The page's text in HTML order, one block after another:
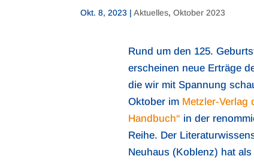
Okt. 8, 2023 |Aktuelles,Oktober 2023
Rund um den 125.
erscheinen neue Erträge
die wir mit Spannung
Oktober im Metzler-Verlag
Handbuch“ in der
Reihe. Der
Neuhaus (Koblenz) hat